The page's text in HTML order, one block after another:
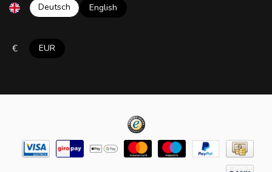
Deutsch English
€ EUR